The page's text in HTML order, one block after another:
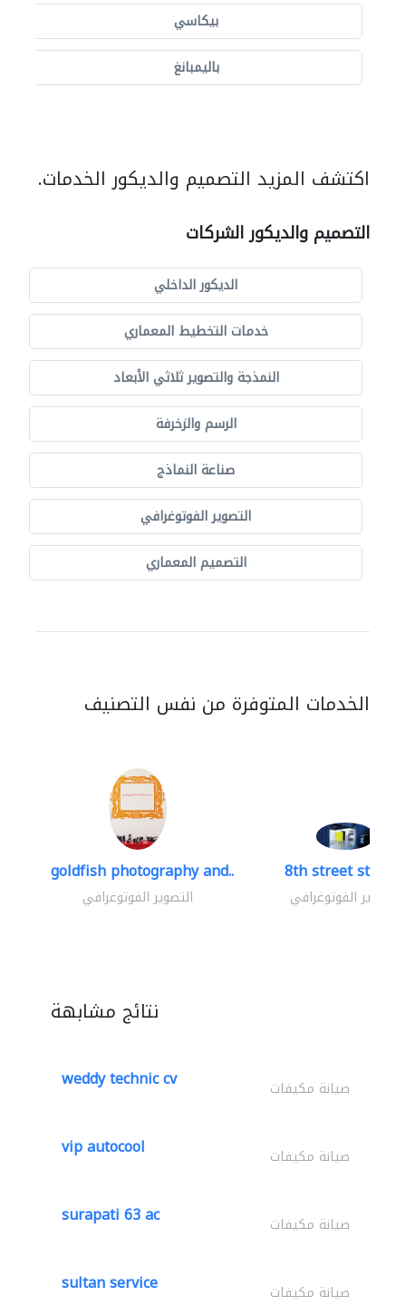
بيكاسي
باليمبانغ
اكتشف المزيد التصميم والديكور الخدمات.
التصميم والديكور الشركات
الديكور الداخلي
خدمات التخطيط المعماري
النمذجة والتصوير ثلاثي الأبعاد
الرسم والزخرفة
صناعة النماذج
التصوير الفوتوغرافي
التصميم المعماري
الخدمات المتوفرة من نفس التصنيف
goldfish photography and..
التصوير الفوتوغرافي
8th street studios
التصوير الفوتوغرافي
نتائج مشابهة
weddy technic cv صيانة مكيفات
vip autocool صيانة مكيفات
surapati 63 ac صيانة مكيفات
sultan service صيانة مكيفات